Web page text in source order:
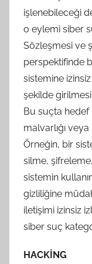
işlenebileceği
o eylemi siber
Sözleşmesi ve
perspektifinde
sistemine
şekilde
Bu suçta hedef
malvarlığı
Örneğin, bir
silme,
sistemin
gizliliğine
iletişimi izinsiz
siber suç
HACKİNG